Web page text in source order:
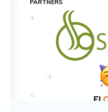
PARTNERS